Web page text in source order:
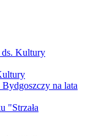
Kultury
na lata
"Strzała